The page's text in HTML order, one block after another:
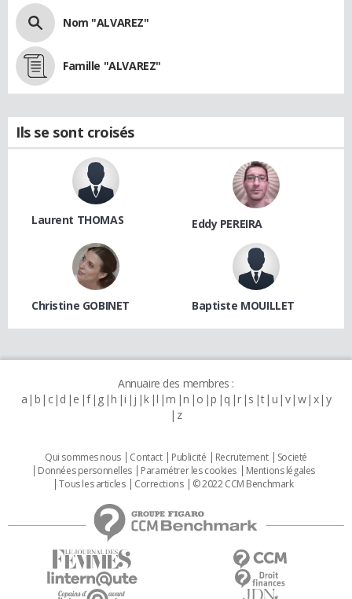
Nom "ALVAREZ"
Famille "ALVAREZ"
Ils se sont croisés
Laurent THOMAS Eddy PEREIRA
Christine GOBINET Baptiste MOUILLET
Annuaire des membres :
a b c d e f g h i j k l m n o p q r s t u v w x y
z
Qui sommes nous Contact Publicité Recrutement
Societé
Données personnelles
Paramétrer les cookies
Mentions légales
Tous les articles
Corrections © 2022 CCM Benchmark